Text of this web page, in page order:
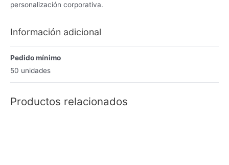
personalización corporativa.
Información adicional
Pedido mínimo
50 unidades
Productos relacionados